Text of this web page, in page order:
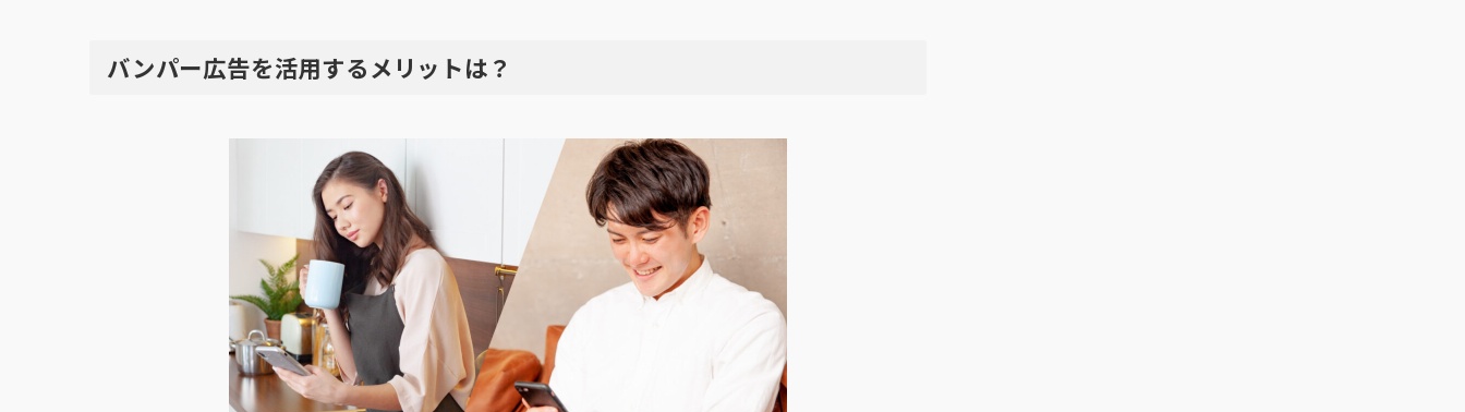
バンパー広告を活用するメリットは？